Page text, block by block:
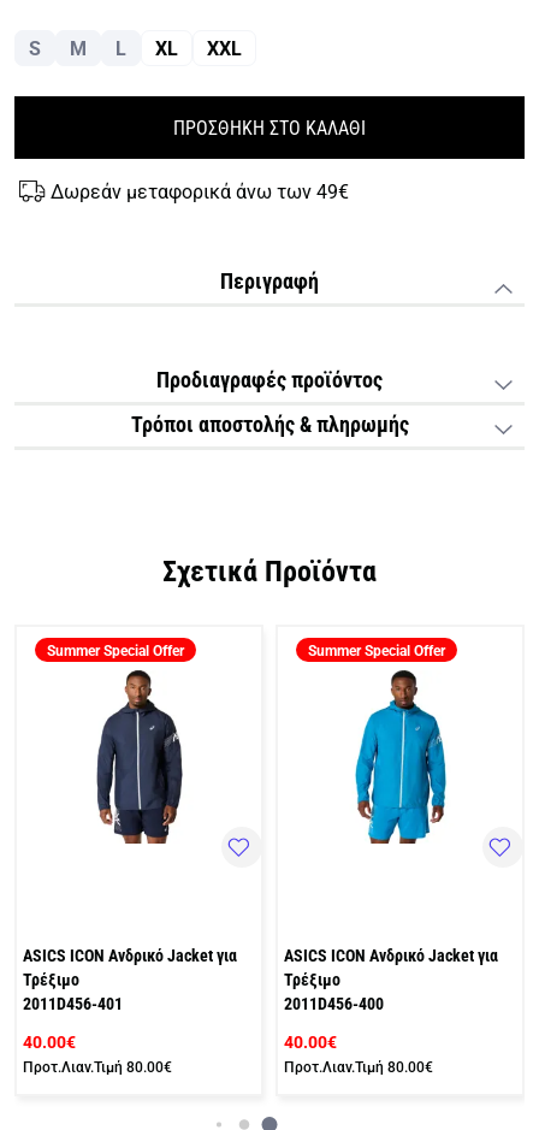
S M L XL XXL
ΠΡΟΣΘΗΚΗ ΣΤΟ ΚΑΛΑΘΙ
Δωρεάν μεταφορικά άνω των 49€
Περιγραφή
Προδιαγραφές προϊόντος
Τρόποι αποστολής & πληρωμής
Σχετικά Προϊόντα
Summer Special Offer
ASICS ICON Ανδρικό Jacket για
Τρέξιμο
2011D456-401
40.00€
Προτ.Λιαν.Τιμή 80.00€
Summer Special Offer
ASICS ICON Ανδρικό Jacket για
Τρέξιμο
2011D456-400
40.00€
Προτ.Λιαν.Τιμή 80.00€